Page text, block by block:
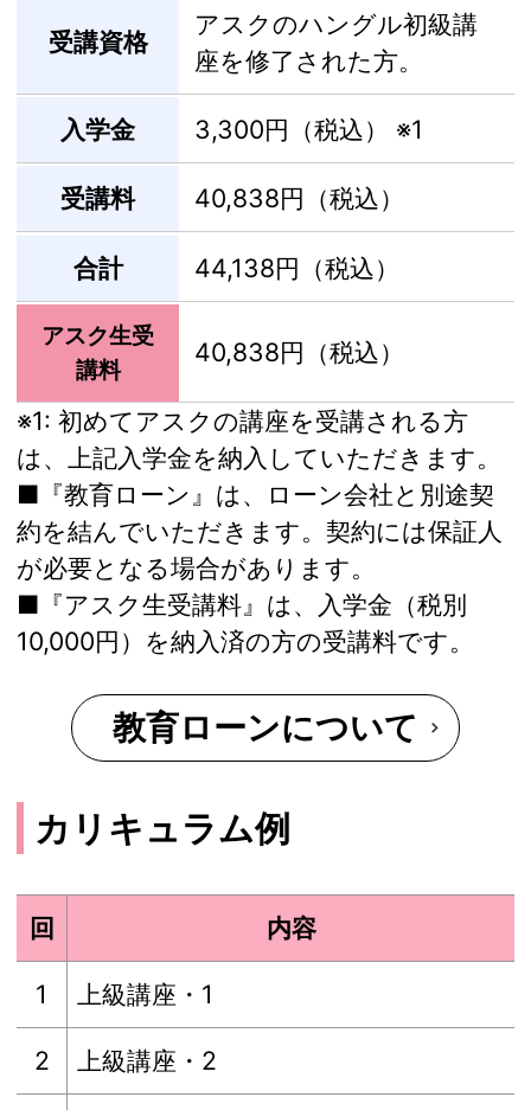
受講資格
アスクのハングル初級講
座を修了された方。
入学金 3,300円（税込） ※1
受講料 40,838円（税込）
合計 44,138円（税込）
アスク生受
講料
40,838円（税込）
※1: 初めてアスクの講座を受講される方
は、上記入学金を納入していただきます。
■『教育ローン』は、ローン会社と別途契
約を結んでいただきます。契約には保証人
が必要となる場合があります。
■『アスク生受講料』は、入学金（税別
10,000円）を納入済の方の受講料です。
教育ローンについて
カリキュラム例
回 内容
1 上級講座・1
2 上級講座・2